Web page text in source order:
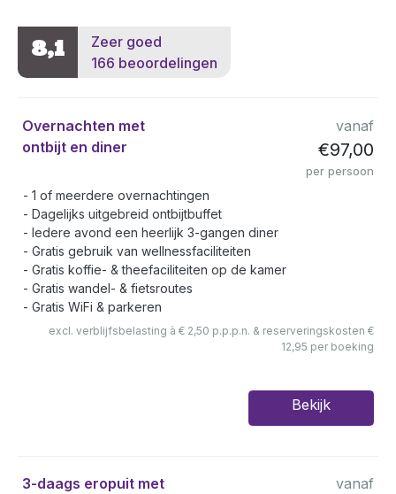
8,1
Zeer goed
166 beoordelingen
Overnachten met
ontbijt en diner
vanaf
€97,00
per persoon
1 of meerdere overnachtingen
Dagelijks uitgebreid ontbijtbuffet
Iedere avond een heerlijk 3-gangen diner
Gratis gebruik van wellnessfaciliteiten
Gratis koffie- & theefaciliteiten op de kamer
Gratis wandel- & fietsroutes
Gratis WiFi & parkeren
excl. verblijfsbelasting à € 2,50 p.p.p.n. & reserveringskosten €
12,95 per boeking
Bekijk
3-daags eropuit met
vanaf